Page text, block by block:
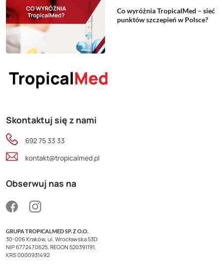
Co wyróżnia TropicalMed – sieć
punktów szczepień w Polsce?
Skontaktuj się z nami
692 75 33 33
kontakt@tropicalmed.pl
Obserwuj nas na
GRUPA TROPICALMED SP. Z O.O.
30-006 Kraków, ul. Wrocławska 53D
NIP 6772470625, REGON 520391191,
KRS 0000931492